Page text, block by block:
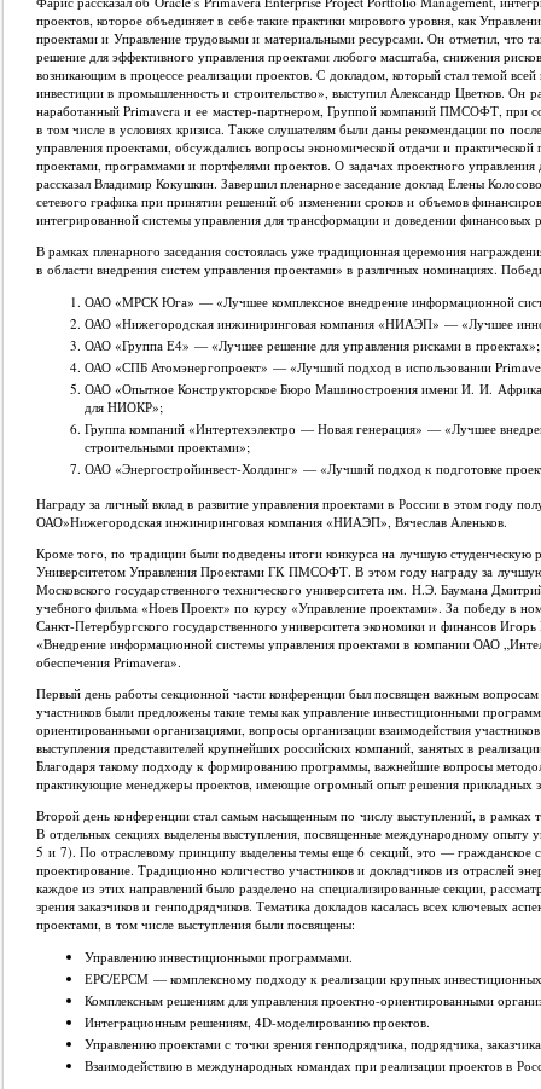
проектов, которое объединяет в себе такие практики мирового уровня, как
проектами и Управление трудовыми и материальными ресурсами. Он отметил, что
решение для эффективного управления проектами любого масштаба, снижения
возникающим в процессе реализации проектов. С докладом, который стал темой
инвестиции в промышленность и строительство», выступил Александр Цветков. Он
наработанный Primavera и ее мастер-партнером, Группой компаний ПМСОФТ, при
в том числе в условиях кризиса. Также слушателям были даны рекомендации по
управления проектами, обсуждались вопросы экономической отдачи и практической
проектами, программами и портфелями проектов. О задачах проектного
рассказал Владимир Кокушкин. Завершил пленарное заседание доклад Елены
сетевого графика при принятии решений об изменении сроков и объемов
интегрированной системы управления для трансформации и доведении финансовых
В рамках пленарного заседания состоялась уже традиционная церемония
в области внедрения систем управления проектами» в различных номинациях.
ОАО «МРСК Юга» — «Лучшее комплексное внедрение информационной
ОАО «Нижегородская инжиниринговая компания «НИАЭП» — «Лучшее
ОАО «Группа Е4» — «Лучшее решение для управления рисками в проектах»;
ОАО «СПБ Атомэнергопроект» — «Лучший подход в использовании
ОАО «Опытное Конструкторское Бюро Машиностроения имени И. И.
для НИОКР»;
Группа компаний «Интертехэлектро — Новая генерация» — «Лучшее
строительными проектами»;
ОАО «Энергостройинвест-Холдинг» — «Лучший подход к подготовке
Награду за личный вклад в развитие управления проектами в России в этом году
ОАО»Нижегородская инжиниринговая компания «НИАЭП», Вячеслав Аленьков.
Кроме того, по традиции были подведены итоги конкурса на лучшую студенческую
Университетом Управления Проектами ГК ПМСОФТ. В этом году награду за лучшую
Московского государственного технического университета им. Н.Э. Баумана
учебного фильма «Ноев Проект» по курсу «Управление проектами». За победу в
Санкт-Петербургского государственного университета экономики и финансов
«Внедрение информационной системы управления проектами в компании ОАО
обеспечения Primavera».
Первый день работы секционной части конференции был посвящен важным
участников были предложены такие темы как управление инвестиционными
ориентированными организациями, вопросы организации взаимодействия
выступления представителей крупнейших российских компаний, занятых в
Благодаря такому подходу к формированию программы, важнейшие вопросы
практикующие менеджеры проектов, имеющие огромный опыт решения прикладных
Второй день конференции стал самым насыщенным по числу выступлений, в рамках
В отдельных секциях выделены выступления, посвященные международному опыту
5 и 7). По отраслевому принципу выделены темы еще 6 секций, это — гражданское
проектирование. Традиционно количество участников и докладчиков из отраслей
каждое из этих направлений было разделено на специализированные секции,
зрения заказчиков и генподрядчиков. Тематика докладов касалась всех ключевых
проектами, в том числе выступления были посвящены:
Управлению инвестиционными программами.
ЕРС/ЕРСМ — комплексному подходу к реализации крупных
Комплексным решениям для управления проектно-ориентированными
Интеграционным решениям, 4D-моделированию проектов.
Управлению проектами с точки зрения генподрядчика, подрядчика,
Взаимодействию в международных командах при реализации проектов в